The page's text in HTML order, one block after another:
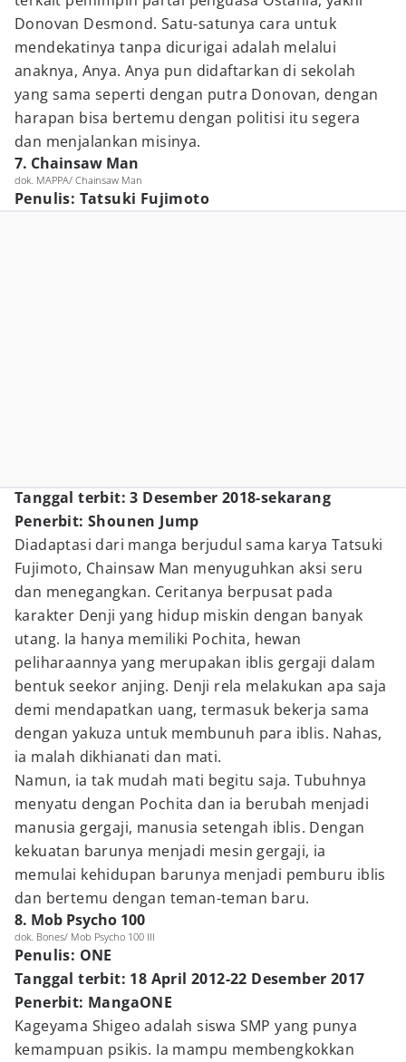
Donovan Desmond. Satu-satunya cara untuk
mendekatinya tanpa dicurigai adalah melalui
anaknya, Anya. Anya pun didaftarkan di sekolah
yang sama seperti dengan putra Donovan, dengan
harapan bisa bertemu dengan politisi itu segera
dan menjalankan misinya.
7. Chainsaw Man
dok. MAPPA/ Chainsaw Man
Penulis: Tatsuki Fujimoto
Tanggal terbit: 3 Desember 2018-sekarang
Penerbit: Shounen Jump
Diadaptasi dari manga berjudul sama karya Tatsuki
Fujimoto, Chainsaw Man menyuguhkan aksi seru
dan menegangkan. Ceritanya berpusat pada
karakter Denji yang hidup miskin dengan banyak
utang. Ia hanya memiliki Pochita, hewan
peliharaannya yang merupakan iblis gergaji dalam
bentuk seekor anjing. Denji rela melakukan apa saja
demi mendapatkan uang, termasuk bekerja sama
dengan yakuza untuk membunuh para iblis. Nahas,
ia malah dikhianati dan mati.
Namun, ia tak mudah mati begitu saja. Tubuhnya
menyatu dengan Pochita dan ia berubah menjadi
manusia gergaji, manusia setengah iblis. Dengan
kekuatan barunya menjadi mesin gergaji, ia
memulai kehidupan barunya menjadi pemburu iblis
dan bertemu dengan teman-teman baru.
8. Mob Psycho 100
dok. Bones/ Mob Psycho 100 III
Penulis: ONE
Tanggal terbit: 18 April 2012-22 Desember 2017
Penerbit: MangaONE
Kageyama Shigeo adalah siswa SMP yang punya
kemampuan psikis. Ia mampu membengkokkan